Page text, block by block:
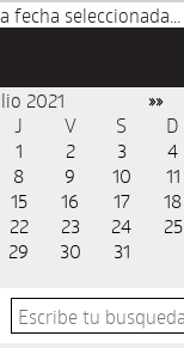
seleccionada...
2021 »»
J V S
D
1
2 3
4
8 9 10
11
15 16 17
18
22 23 24
25
29 30 31